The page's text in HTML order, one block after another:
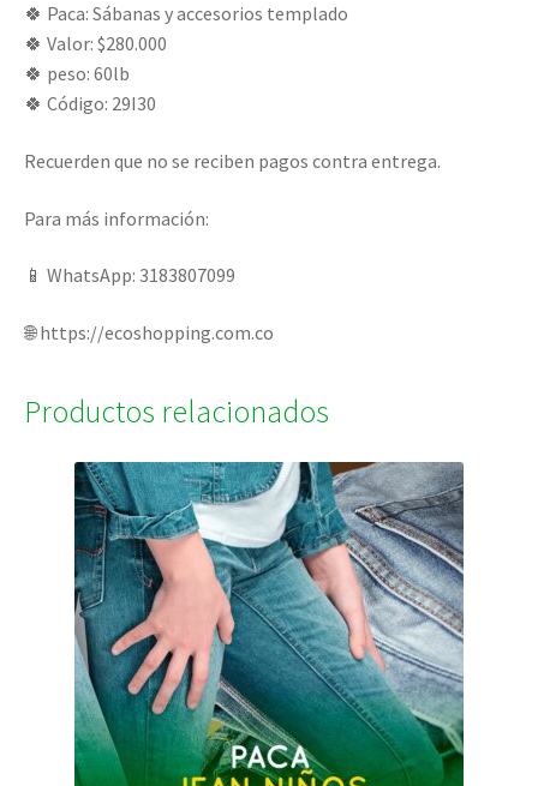
🍀 Paca: Sábanas y accesorios templado
🍀 Valor: $280.000
🍀 peso: 60lb
🍀 Código: 29I30
Recuerden que no se reciben pagos contra entrega.
Para más información:
📱 WhatsApp: 3183807099
🌐 https://ecoshopping.com.co
Productos relacionados